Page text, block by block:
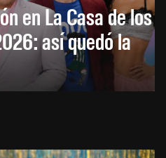
en La Casa de los
así quedó la